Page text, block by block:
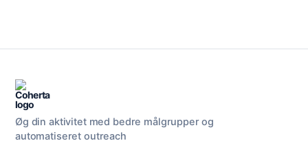
Øg din aktivitet med bedre målgrupper og
automatiseret outreach